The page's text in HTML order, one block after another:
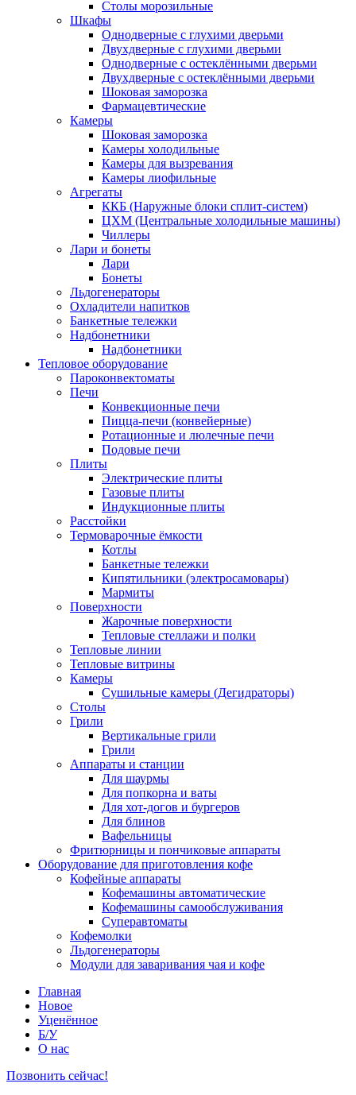
Столы морозильные
Шкафы
Однодверные с глухими дверьми
Двухдверные с глухими дверьми
Однодверные с остеклёнными дверьми
Двухдверные с остеклёнными дверьми
Шоковая заморозка
Фармацевтические
Камеры
Шоковая заморозка
Камеры холодильные
Камеры для вызревания
Камеры лиофильные
Агрегаты
ККБ (Наружные блоки сплит-систем)
ЦХМ (Центральные холодильные машины)
Чиллеры
Лари и бонеты
Лари
Бонеты
Льдогенераторы
Охладители напитков
Банкетные тележки
Надбонетники
Надбонетники
Тепловое оборудование
Пароконвектоматы
Печи
Конвекционные печи
Пицца-печи (конвейерные)
Ротационные и люлечные печи
Подовые печи
Плиты
Электрические плиты
Газовые плиты
Индукционные плиты
Расстойки
Термоварочные ёмкости
Котлы
Банкетные тележки
Кипятильники (электросамовары)
Мармиты
Поверхности
Жарочные поверхности
Тепловые стеллажи и полки
Тепловые линии
Тепловые витрины
Камеры
Сушильные камеры (Дегидраторы)
Столы
Грили
Вертикальные грили
Грили
Аппараты и станции
Для шаурмы
Для попкорна и ваты
Для хот-догов и бургеров
Для блинов
Вафельницы
Фритюрницы и пончиковые аппараты
Оборудование для приготовления кофе
Кофейные аппараты
Кофемашины автоматические
Кофемашины самообслуживания
Суперавтоматы
Кофемолки
Льдогенераторы
Модули для заваривания чая и кофе
Главная
Новое
Уценённое
Б/У
О нас
Позвонить сейчас!